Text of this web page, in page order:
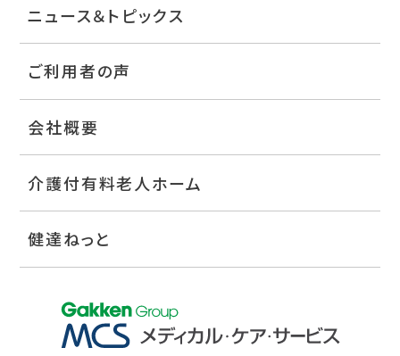
ニュース＆トピックス
ご利用者の声
会社概要
介護付有料老人ホーム
健達ねっと